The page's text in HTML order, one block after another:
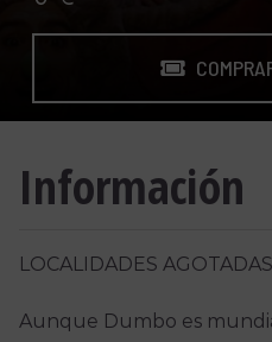
Información
LOCALIDADES AGOTADAS
Aunque Dumbo es